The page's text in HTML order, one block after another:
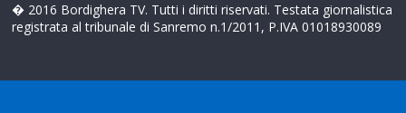
� 2016 Bordighera TV. Tutti i diritti riservati. Testata giornalistica
registrata al tribunale di Sanremo n.1/2011, P.IVA 01018930089